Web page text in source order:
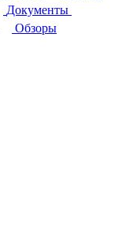
Документы
Обзоры